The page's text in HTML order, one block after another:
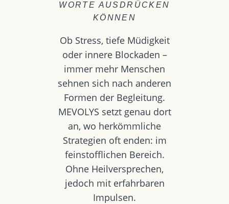
WORTE AUSDRÜCKEN
KÖNNEN
Ob Stress, tiefe Müdigkeit
oder innere Blockaden –
immer mehr Menschen
sehnen sich nach anderen
Formen der Begleitung.
MEVOLYS setzt genau dort
an, wo herkömmliche
Strategien oft enden: im
feinstofflichen Bereich.
Ohne Heilversprechen,
jedoch mit erfahrbaren
Impulsen.